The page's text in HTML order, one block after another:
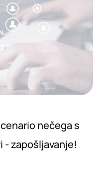
nečega s
- zapošljavanje!